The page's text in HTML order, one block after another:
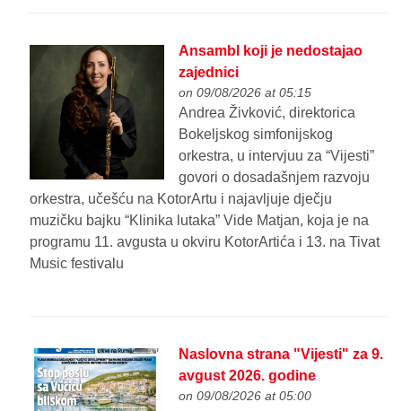
Ansambl koji je nedostajao
zajednici
on 09/08/2026 at 05:15
Andrea Živković, direktorica
Bokeljskog simfonijskog
orkestra, u intervjuu za “Vijesti”
govori o dosadašnjem razvoju
orkestra, učešću na KotorArtu i najavljuje dječju
muzičku bajku “Klinika lutaka” Vide Matjan, koja je na
programu 11. avgusta u okviru KotorArtića i 13. na Tivat
Music festivalu
Naslovna strana "Vijesti" za 9.
avgust 2026. godine
on 09/08/2026 at 05:00